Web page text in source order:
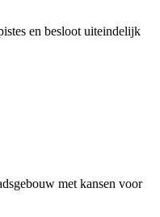
en besloot uiteindelijk
met kansen voor